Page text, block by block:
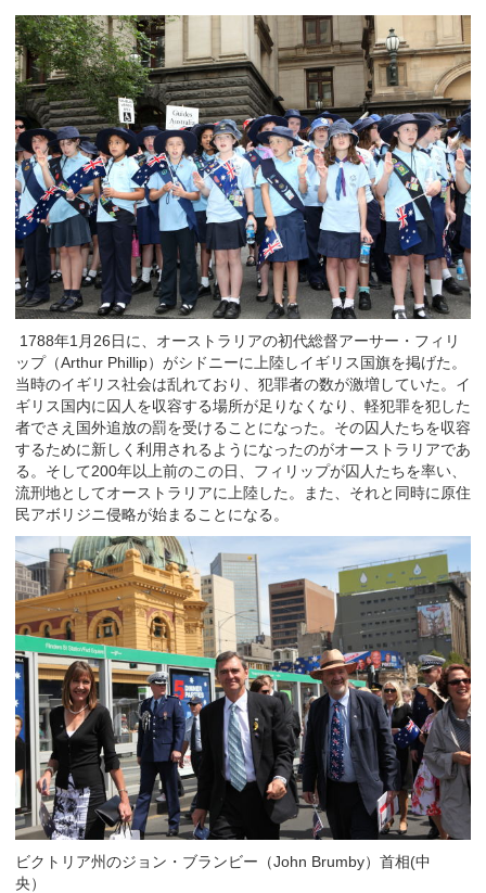
1788年1月26日に、オーストラリアの初代総督アーサー・フィリ
ップ（Arthur Phillip）がシドニーに上陸しイギリス国旗を掲げた。
当時のイギリス社会は乱れており、犯罪者の数が激増していた。イ
ギリス国内に囚人を収容する場所が足りなくなり、軽犯罪を犯した
者でさえ国外追放の罰を受けることになった。その囚人たちを収容
するために新しく利用されるようになったのがオーストラリアであ
る。そして200年以上前のこの日、フィリップが囚人たちを率い、
流刑地としてオーストラリアに上陸した。また、それと同時に原住
民アボリジニ侵略が始まることになる。
ビクトリア州のジョン・ブランビー（John Brumby）首相(中
央）